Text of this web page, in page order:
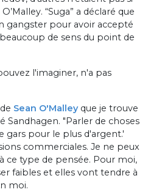
“Suga” a déclaré que
gangster pour avoir accepté
de sens du point de
l'imaginer, n'a pas
Sean O'Malleyque je trouve
Sandhagen. "Parler de choses
gars pour le plus d'argent.'
commerciales. Je ne peux
ce type de pensée. Pour moi,
faibles et elles vont tendre à
moi.